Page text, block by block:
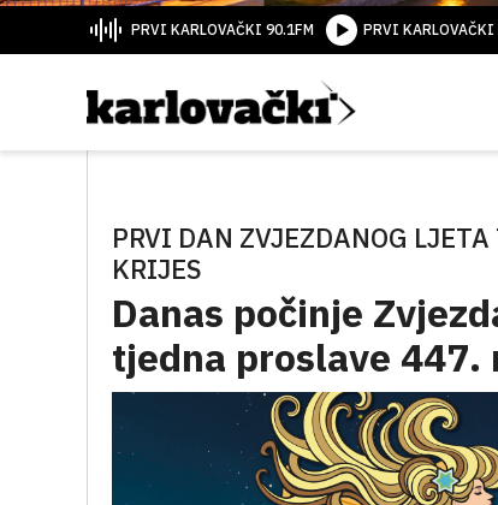
PRVI KARLOVAČKI 90.1FM PRVI
PRVI DAN ZVJEZDANOG
KRIJES
Danas počinje
tjedna proslave 447.